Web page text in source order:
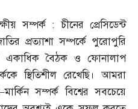
সম্পর্ক :চীনের প্রেসিডেন্ট
প্রত্যাশা সম্পর্কে পুরোপুরি
একাধিক বৈঠক ও ফোনালাপ
স্থিতিশীল রেখেছি। আমরা
মার্কিন সম্পর্ক বিশ্বের সবচেয়ে